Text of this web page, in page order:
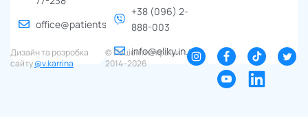
office@patients.org.ua
+38 (096) 2-
888-003
info@eliky.in.ua
Дизайн та розробка
сайту@v.karrina
© Пацієнти України ∙
2014–2026